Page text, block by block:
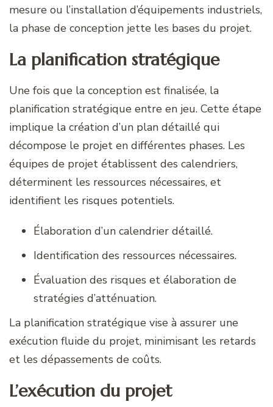
mesure ou l’installation d’équipements industriels,
la phase de conception jette les bases du projet.
La planification stratégique
Une fois que la conception est finalisée, la
planification stratégique entre en jeu. Cette étape
implique la création d’un plan détaillé qui
décompose le projet en différentes phases. Les
équipes de projet établissent des calendriers,
déterminent les ressources nécessaires, et
identifient les risques potentiels.
Élaboration d’un calendrier détaillé.
Identification des ressources nécessaires.
Évaluation des risques et élaboration de
stratégies d’atténuation.
La planification stratégique vise à assurer une
exécution fluide du projet, minimisant les retards
et les dépassements de coûts.
L’exécution du projet